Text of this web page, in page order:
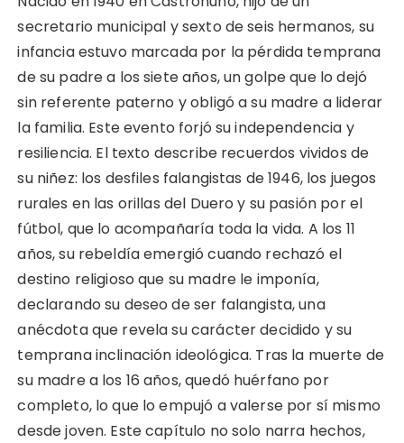
secretario municipal y sexto de seis hermanos, su
infancia estuvo marcada por la pérdida temprana
de su padre a los siete años, un golpe que lo dejó
sin referente paterno y obligó a su madre a liderar
la familia. Este evento forjó su independencia y
resiliencia. El texto describe recuerdos vividos de
su niñez: los desfiles falangistas de 1946, los juegos
rurales en las orillas del Duero y su pasión por el
fútbol, que lo acompañaría toda la vida. A los 11
años, su rebeldía emergió cuando rechazó el
destino religioso que su madre le imponía,
declarando su deseo de ser falangista, una
anécdota que revela su carácter decidido y su
temprana inclinación ideológica. Tras la muerte de
su madre a los 16 años, quedó huérfano por
completo, lo que lo empujó a valerse por sí mismo
desde joven. Este capítulo no solo narra hechos,